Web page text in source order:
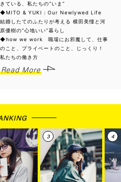
きている、私たちの“いま”
◆MITO & YUKI：Our Newlywed Life
結婚したてのふたりが考える 横田美憧と河
原優樹の“心地いい”暮らし
◆how we work 職場にお邪魔して、仕事
のこと、プライベートのこと、じっくり！
私たちの働き方
Read More